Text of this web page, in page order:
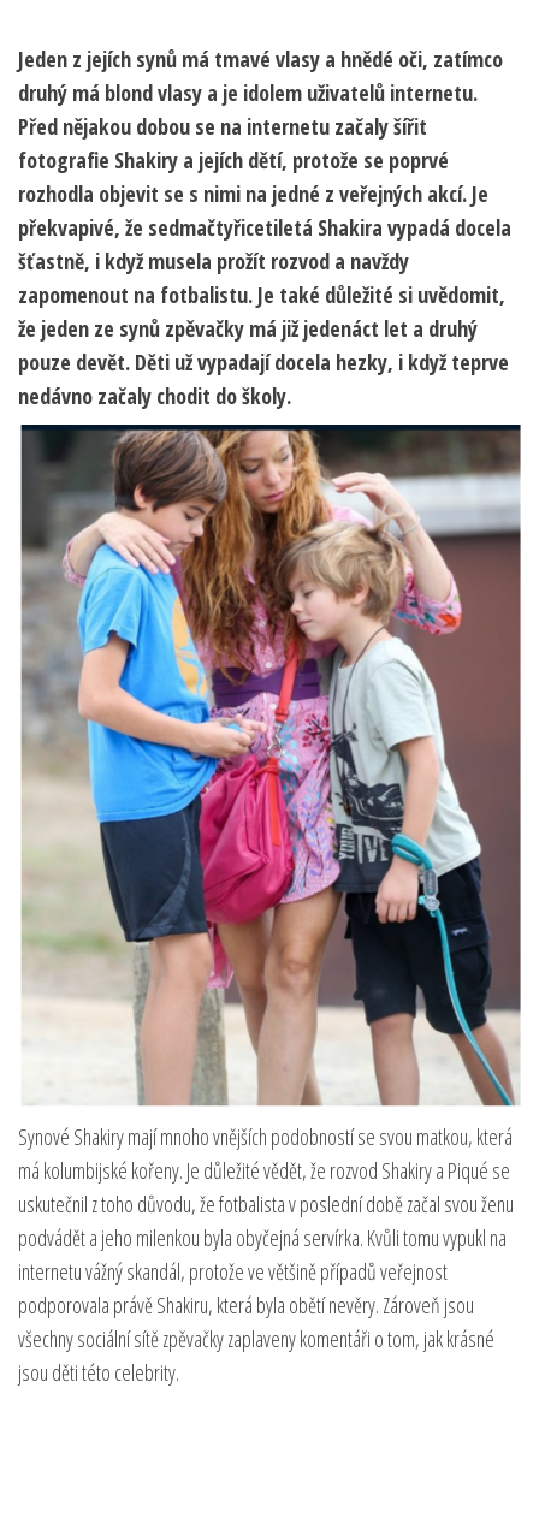
Jeden z jejích synů má tmavé vlasy a hnědé oči, zatímco
druhý má blond vlasy a je idolem uživatelů internetu.
Před nějakou dobou se na internetu začaly šířit
fotografie Shakiry a jejích dětí, protože se poprvé
rozhodla objevit se s nimi na jedné z veřejných akcí. Je
překvapivé, že sedmačtyřicetiletá Shakira vypadá docela
šťastně, i když musela prožít rozvod a navždy
zapomenout na fotbalistu. Je také důležité si uvědomit,
že jeden ze synů zpěvačky má již jedenáct let a druhý
pouze devět. Děti už vypadají docela hezky, i když teprve
nedávno začaly chodit do školy.
Synové Shakiry mají mnoho vnějších podobností se svou matkou, která
má kolumbijské kořeny. Je důležité vědět, že rozvod Shakiry a Piqué se
uskutečnil z toho důvodu, že fotbalista v poslední době začal svou ženu
podvádět a jeho milenkou byla obyčejná servírka. Kvůli tomu vypukl na
internetu vážný skandál, protože ve většině případů veřejnost
podporovala právě Shakiru, která byla obětí nevěry. Zároveň jsou
všechny sociální sítě zpěvačky zaplaveny komentáři o tom, jak krásné
jsou děti této celebrity.